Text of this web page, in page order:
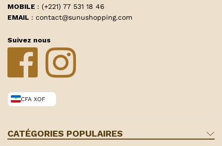
MOBILE : (+221) 77 531 18 46
EMAIL : contact@sunushopping.com
Suivez nous
CFA XOF
CATÉGORIES POPULAIRES